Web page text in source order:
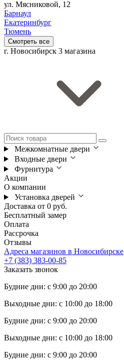
ул. Мясниковой, 12
Барнаул
Екатеринбург
Тюмень
Смотреть все
г. Новосибирск 3 магазина
Межкомнатные двери
Входные двери
Фурнитура
Акции
О компании
Установка дверей
Доставка от 0 руб.
Бесплатный замер
Оплата
Рассрочка
Отзывы
Адреса магазинов в Новосибирске
+7 (383) 383-00-85
Заказать звонок
Будние дни: с 9:00 до 20:00
Выходные дни: с 10:00 до 18:00
Будние дни: с 9:00 до 20:00
Выходные дни: с 10:00 до 18:00
Будние дни: с 9:00 до 20:00